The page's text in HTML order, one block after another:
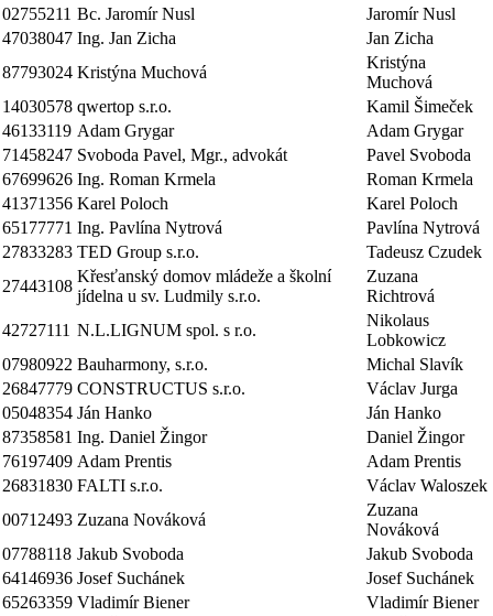
02755211 Bc. Jaromír Nusl
Jaromír Nusl
47038047 Ing. Jan Zicha
Jan Zicha
87793024 Kristýna Muchová
Kristýna
Muchová
14030578 qwertop s.r.o.
Kamil Šimeček
46133119 Adam Grygar
Adam Grygar
71458247 Svoboda Pavel, Mgr., advokát
Pavel Svoboda
67699626 Ing. Roman Krmela
Roman Krmela
41371356 Karel Poloch
Karel Poloch
65177771 Ing. Pavlína Nytrová
Pavlína Nytrová
27833283 TED Group s.r.o.
Tadeusz Czudek
27443108
Křesťanský domov mládeže a školní
jídelna u sv. Ludmily s.r.o.
Zuzana
Richtrová
42727111 N.L.LIGNUM spol. s r.o.
Nikolaus
Lobkowicz
07980922 Bauharmony, s.r.o.
Michal Slavík
26847779 CONSTRUCTUS s.r.o.
Václav Jurga
05048354 Ján Hanko
Ján Hanko
87358581 Ing. Daniel Žingor
Daniel Žingor
76197409 Adam Prentis
Adam Prentis
26831830 FALTI s.r.o.
Václav Waloszek
00712493 Zuzana Nováková
Zuzana
Nováková
07788118 Jakub Svoboda
Jakub Svoboda
64146936 Josef Suchánek
Josef Suchánek
65263359 Vladimír Biener
Vladimír Biener